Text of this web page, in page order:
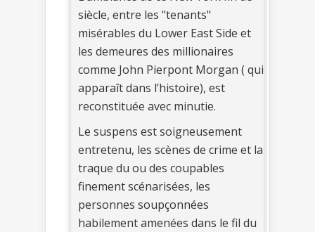
siècle, entre les "tenants"
misérables du Lower East Side et
les demeures des millionaires
comme John Pierpont Morgan ( qui
apparaît dans l’histoire), est
reconstituée avec minutie.
Le suspens est soigneusement
entretenu, les scènes de crime et la
traque du ou des coupables
finement scénarisées, les
personnes soupçonnées
habilement amenées dans le fil du